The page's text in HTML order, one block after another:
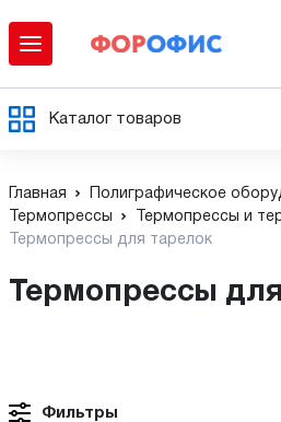
Каталог товаров
Главная
Полиграфическое
Термопрессы
Термопрессы и
Термопрессы для тарелок
Термопрессы
Фильтры